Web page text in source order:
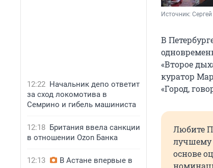
12:22 Начальник депо ответит
за сход локомотива в
Семрино и гибель машиниста
12:18 Британия ввела санкции
в отношении Ozon Банка
12:13
В Астане впервые в
Источник:
В
«Второе
куратор
«Город,
Любите
лучшему
основе